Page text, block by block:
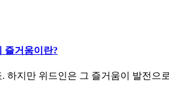
즐거움이란?
하지만 위드인은 그 즐거움이 발전